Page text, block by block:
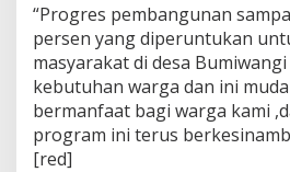
“Progres pembangunan
persen yang diperuntukan
masyarakat di desa
kebutuhan warga dan ini
bermanfaat bagi warga kami
program ini terus
[red]